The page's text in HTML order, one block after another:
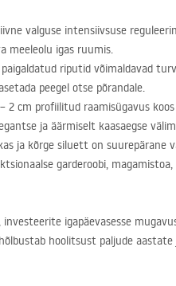
valguse intensiivsuse
meeleolu igas ruumis.
riputid võimaldavad
peegel otse põrandale.
– 2 cm profiilitud raamisügavus
ja äärmiselt kaasaegse
ja kõrge siluett on suurepärane
garderoobi,
investeerite igapäevasesse
hoolitsust paljude